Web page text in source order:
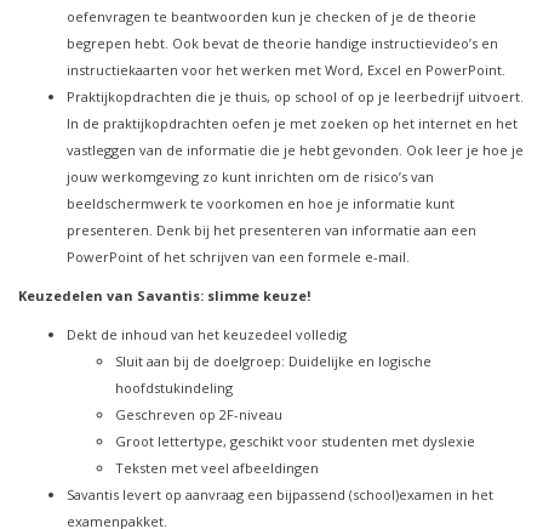
oefenvragen te beantwoorden kun je checken of je de theorie
begrepen hebt. Ook bevat de theorie handige instructievideo’s en
instructiekaarten voor het werken met Word, Excel en PowerPoint.
Praktijkopdrachten die je thuis, op school of op je leerbedrijf uitvoert.
In de praktijkopdrachten oefen je met zoeken op het internet en het
vastleggen van de informatie die je hebt gevonden. Ook leer je hoe je
jouw werkomgeving zo kunt inrichten om de risico’s van
beeldschermwerk te voorkomen en hoe je informatie kunt
presenteren. Denk bij het presenteren van informatie aan een
PowerPoint of het schrijven van een formele e-mail.
Keuzedelen van Savantis: slimme keuze!
Dekt de inhoud van het keuzedeel volledig
Sluit aan bij de doelgroep: Duidelijke en logische
hoofdstukindeling
Geschreven op 2F-niveau
Groot lettertype, geschikt voor studenten met dyslexie
Teksten met veel afbeeldingen
Savantis levert op aanvraag een bijpassend (school)examen in het
examenpakket.